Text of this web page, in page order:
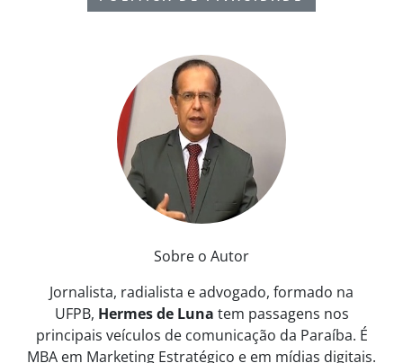
Sobre o Autor
Jornalista, radialista e advogado, formado na
UFPB, Hermes de Luna tem passagens nos
principais veículos de comunicação da Paraíba. É
MBA em Marketing Estratégico e em mídias digitais.